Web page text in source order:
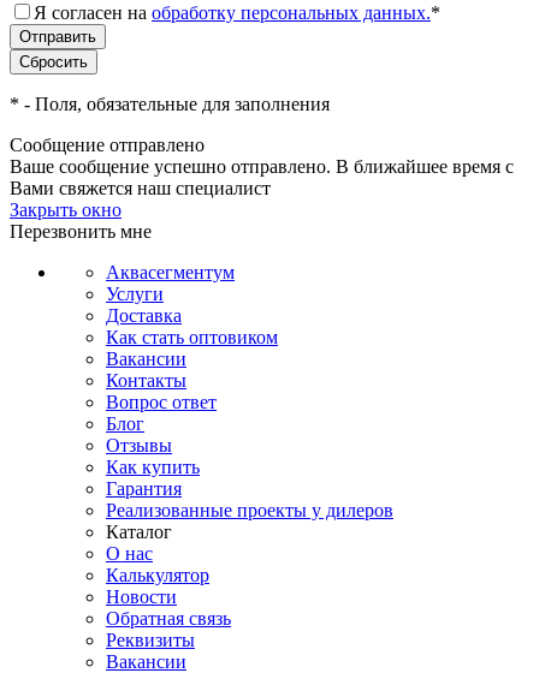
Я согласен на обработку персональных данных.*
* - Поля, обязательные для заполнения
Сообщение отправлено
Ваше сообщение успешно отправлено. В ближайшее время с
Вами свяжется наш специалист
Закрыть окно
Перезвонить мне
Аквасегментум
Услуги
Доставка
Как стать оптовиком
Вакансии
Контакты
Вопрос ответ
Блог
Отзывы
Как купить
Гарантия
Реализованные проекты у дилеров
Каталог
О нас
Калькулятор
Новости
Обратная связь
Реквизиты
Вакансии